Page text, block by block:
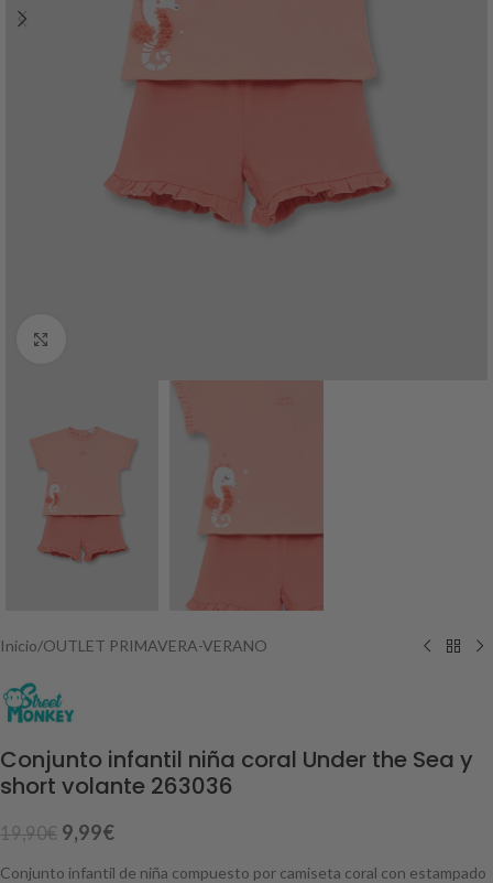
Inicio/OUTLET PRIMAVERA-VERANO
Conjunto infantil niña coral Under the Sea y
short volante 263036
19,90€ 9,99€
Conjunto infantil de niña compuesto por camiseta coral con estampado